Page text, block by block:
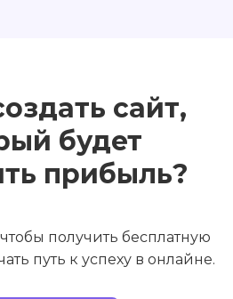
сайт,
будет
прибыль?
получить бесплатную
путь к успеху в онлайне.